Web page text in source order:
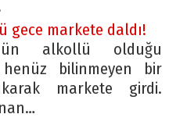
gece markete daldı!
alkollü olduğu
bilinmeyen bir
markete girdi.